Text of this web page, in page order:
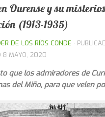
Ourense y su
(1913-1935)
DE LOS RÍOS CONDE ·
8 MAYO, 2020
que los admiradores de
del Miño, para que velen